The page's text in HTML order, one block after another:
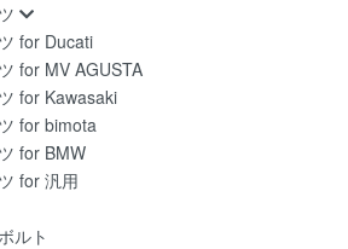
for Ducati
for MV AGUSTA
for Kawasaki
for bimota
for BMW
for 汎用
ルト